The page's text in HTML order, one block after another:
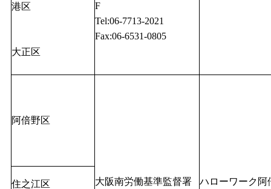
F
Tel:06-7713-2021
Fax:06-6531-0805
港区
大正区
阿倍野区
大阪南労働基準監督署 ハローワーク阿
住之江区